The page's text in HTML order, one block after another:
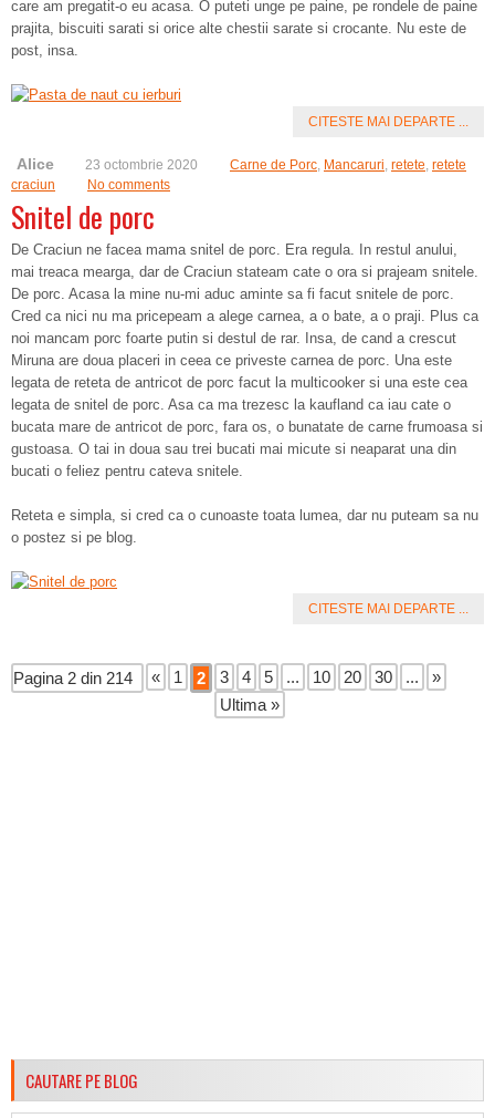
care am pregatit-o eu acasa. O puteti unge pe paine, pe rondele de paine
prajita, biscuiti sarati si orice alte chestii sarate si crocante. Nu este de
post, insa.
CITESTE MAI DEPARTE ...
Alice 23 octombrie 2020 Carne de Porc, Mancaruri, retete, retete
craciun
No comments
Snitel de porc
De Craciun ne facea mama snitel de porc. Era regula. In restul anului,
mai treaca mearga, dar de Craciun stateam cate o ora si prajeam snitele.
De porc. Acasa la mine nu-mi aduc aminte sa fi facut snitele de porc.
Cred ca nici nu ma pricepeam a alege carnea, a o bate, a o praji. Plus ca
noi mancam porc foarte putin si destul de rar. Insa, de cand a crescut
Miruna are doua placeri in ceea ce priveste carnea de porc. Una este
legata de reteta de antricot de porc facut la multicooker si una este cea
legata de snitel de porc. Asa ca ma trezesc la kaufland ca iau cate o
bucata mare de antricot de porc, fara os, o bunatate de carne frumoasa si
gustoasa. O tai in doua sau trei bucati mai micute si neaparat una din
bucati o feliez pentru cateva snitele.
Reteta e simpla, si cred ca o cunoaste toata lumea, dar nu puteam sa nu
o postez si pe blog.
CITESTE MAI DEPARTE ...
Pagina 2 din 214 « 1 2 3 4 5 ... 10 20 30 ...
»
Ultima »
CAUTARE PE BLOG